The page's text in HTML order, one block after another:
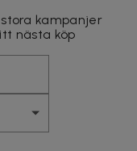
kampanjer
nästa köp